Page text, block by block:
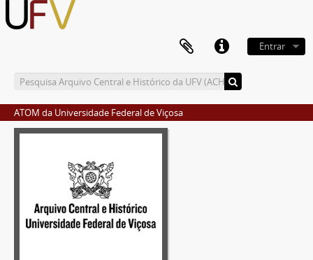
Entrar
ATOM da Universidade Federal de Viçosa